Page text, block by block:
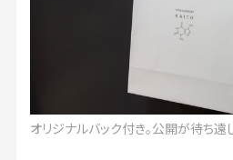
オリジナルバック付き。公開が待ち遠